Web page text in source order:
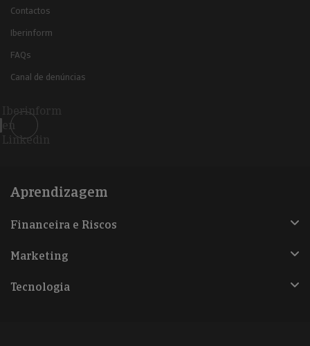
Contactos
Iberinform
FAQs
Canal de denúncias
Iberinform
en
Linkedin
Aprendizagem
Financeira e Riscos
Marketing
Tecnologia